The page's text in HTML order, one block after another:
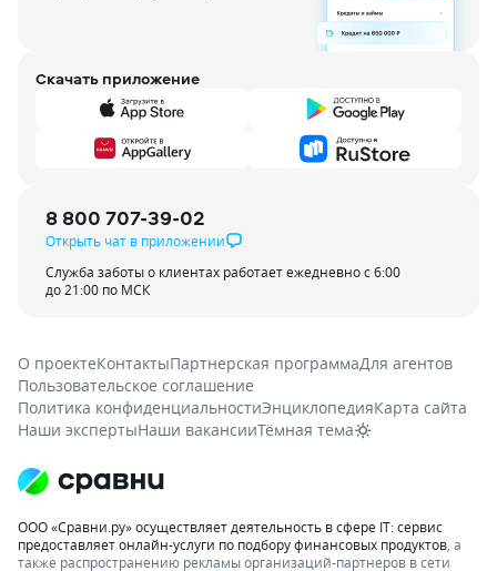
Скачать приложение
8 800 707-39-02
Открыть чат в приложении
Служба заботы о клиентах работает ежедневно с 6:00
до 21:00 по МСК
О проектеКонтактыПартнерская программаДля агентов
Пользовательское соглашение
Политика конфиденциальностиЭнциклопедияКарта сайта
Наши экспертыНаши вакансииТёмная тема
ООО «Сравни.ру» осуществляет деятельность в сфере IT: сервис
предоставляет онлайн-услуги по подбору финансовых продуктов, а
также распространению рекламы организаций-партнеров в сети